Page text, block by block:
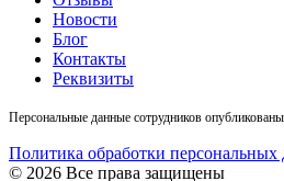
Новости
Блог
Контакты
Реквизиты
Персональные данные сотрудников
Политика обработки
© 2026 Все права защищены